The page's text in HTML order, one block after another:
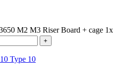
M2 M3 Riser Board + cage 1x
+
Type 10